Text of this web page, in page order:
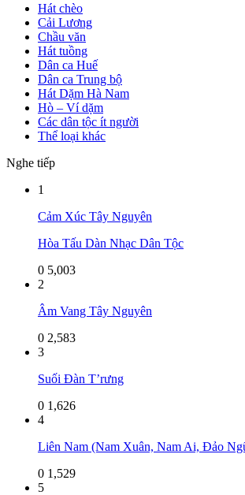
Hát chèo
Cải Lương
Chầu văn
Hát tuồng
Dân ca Huế
Dân ca Trung bộ
Hát Dặm Hà Nam
Hò – Ví dặm
Các dân tộc ít người
Thể loại khác
Nghe tiếp
1
Cảm Xúc Tây Nguyên
Hòa Tấu Dàn Nhạc Dân Tộc
0 5,003
2
Âm Vang Tây Nguyên
0 2,583
3
Suối Đàn T’rưng
0 1,626
4
Liên Nam (Nam Xuân, Nam Ai, Đảo
0 1,529
5